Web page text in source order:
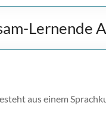
Lernende
aus einem